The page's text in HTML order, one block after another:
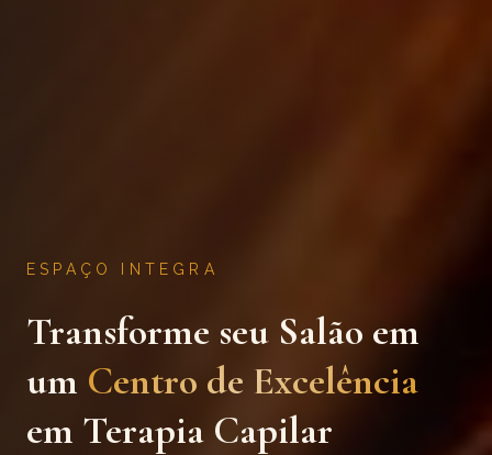
ESPAÇO INTEGRA
Transforme seu Salão em
um Centro de Excelência
em Terapia Capilar